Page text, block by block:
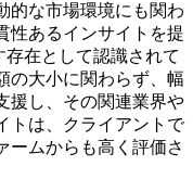
的な市場環境にも関わ
性あるインサイトを提
在として認識されて
の大小に関わらず、幅
援し、その関連業界や
トは、クライアントで
ームからも高く評価さ